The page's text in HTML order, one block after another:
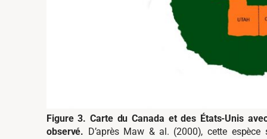
Figure 3. Carte du Canada et des États-Unis
observé. D’après Maw & al. (2000), cette